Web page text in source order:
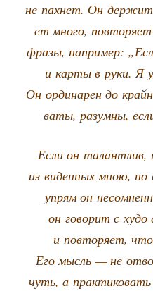
не пах­нет. Он дер­жит
ет мно­го,
фра­зы, напри­мер:
и кар­ты в руки. Я
Он орди­на­рен до
ва­ты, разум­ны,
Если он
из виден­ных мною, но
упрям он
он гово­рит с
и повто­ря­ет,
Его мысль — не
чуть, а